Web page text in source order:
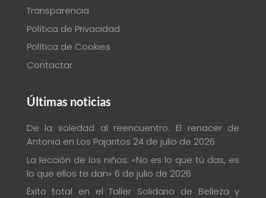
Transparencia
Política de Privacidad
Política de Cookies
Contactar
Últimas noticias
De la soledad al reencuentro: El renacer de
Antonia en Los Pajaritos 24 de julio de 2026
La lección de los niños: «No es lo que tú das, es
lo que ellos te dan» 6 de julio de 2026
Éxito total en el Taller Solidario de Belleza y